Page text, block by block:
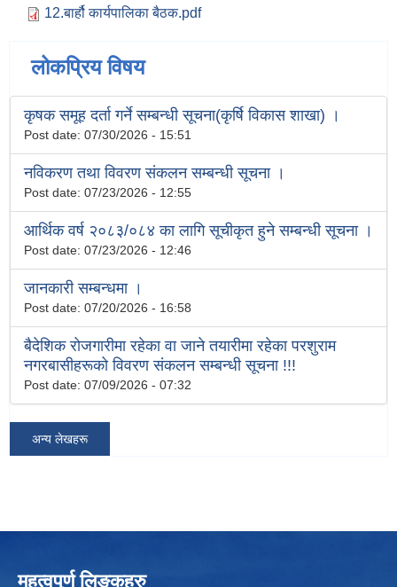
12.बार्हौ कार्यपालिका बैठक.pdf
लोकप्रिय विषय
कृषक समूह दर्ता गर्ने सम्बन्धी सूचना(कृर्षि विकास शाखा) ।
Post date: 07/30/2026 - 15:51
नविकरण तथा विवरण संकलन सम्बन्धी सूचना ।
Post date: 07/23/2026 - 12:55
आर्थिक वर्ष २०८३/०८४ का लागि सूचीकृत हुने सम्बन्धी सूचना ।
Post date: 07/23/2026 - 12:46
जानकारी सम्बन्धमा ।
Post date: 07/20/2026 - 16:58
बैदेशिक रोजगारीमा रहेका वा जाने तयारीमा रहेका परशुराम
नगरबासीहरूको विवरण संकलन सम्बन्धी सूचना !!!
Post date: 07/09/2026 - 07:32
अन्य लेखहरू
महत्वपुर्ण लिङ्कहरु